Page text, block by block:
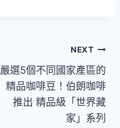
NEXT
嚴選5個不同國家產區的
精品咖啡豆！伯朗咖啡
推出 精品級「世界藏
家」系列